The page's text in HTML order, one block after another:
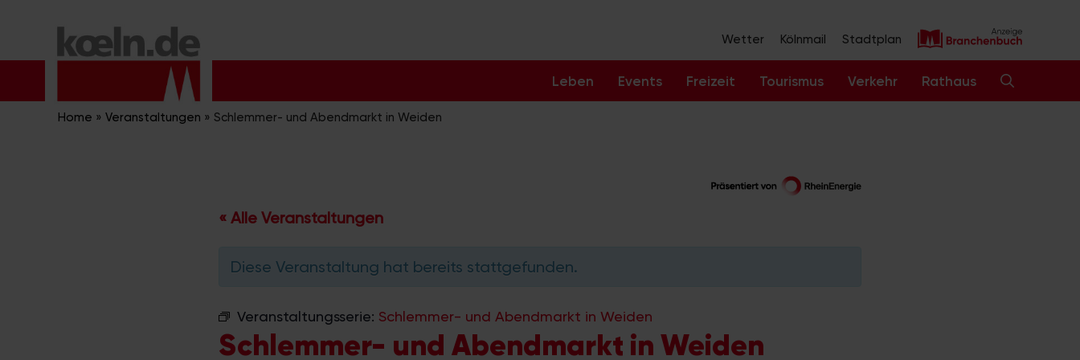
Inhalt
Wetter Kölnmail Stadtplan
Leben Events Freizeit Tourismus Verkehr Rathaus
Home » Veranstaltungen » Schlemmer- und Abendmarkt in Weiden
« Alle Veranstaltungen
Diese Veranstaltung hat bereits stattgefunden.
Veranstaltungsserie: Schlemmer- und Abendmarkt in Weiden
Schlemmer- und Abendmarkt in Weiden